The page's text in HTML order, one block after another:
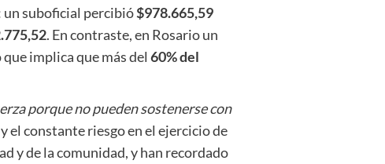
un suboficial percibió$978.665,59
. En contraste, en Rosario un
que implica que más del60% del
porque no pueden sostenerse con
el constante riesgo en el ejercicio de
y de la comunidad, y han recordado